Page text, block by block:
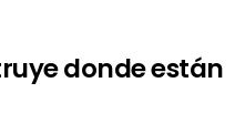
donde están